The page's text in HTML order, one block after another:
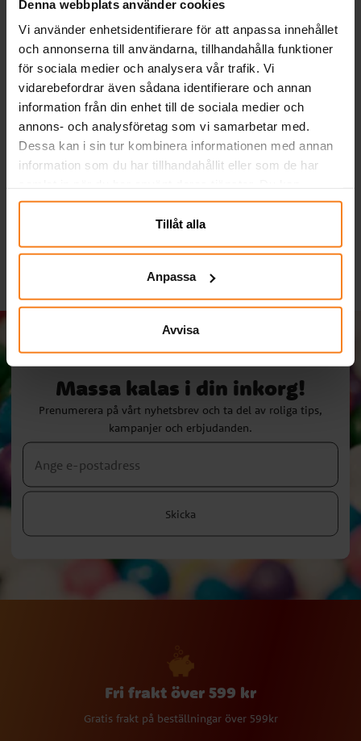
Denna webbplats använder cookies
Vi använder enhetsidentifierare för att anpassa innehållet
och annonserna till användarna, tillhandahålla funktioner
för sociala medier och analysera vår trafik. Vi
vidarebefordrar även sådana identifierare och annan
information från din enhet till de sociala medier och
annons- och analysföretag som vi samarbetar med.
Dessa kan i sin tur kombinera informationen med annan
information som du har tillhandahållit eller som de har
närsomhelst ändra ditt samtycke.
Tillåt alla
Anpassa
Avvisa
Pokémon Pikachu -
Flaggirlang 330 cm
Pokémon - Chokladägg
med överraskning 60
gram
Massa kalas i din inkorg!
Prenumerera på vårt nyhetsbrev och ta del av roliga tips,
kampanjer och erbjudanden.
Skicka
Fri frakt över 599 kr
Gratis frakt på beställningar över 599kr